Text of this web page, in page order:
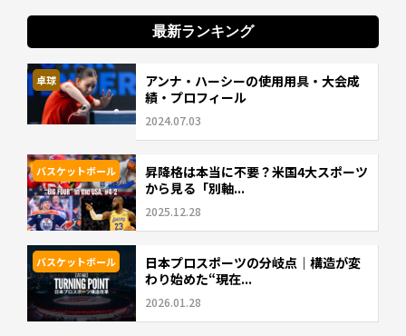
最新ランキング
卓球
アンナ・ハーシーの使用用具・大会成
績・プロフィール
2024.07.03
バスケットボール
昇降格は本当に不要？米国4大スポーツ
から見る「別軸...
2025.12.28
バスケットボール
日本プロスポーツの分岐点｜構造が変
わり始めた“現在...
2026.01.28